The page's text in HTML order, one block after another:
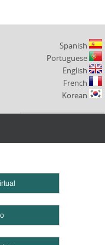
Spanish
Portuguese
English
French
Korean